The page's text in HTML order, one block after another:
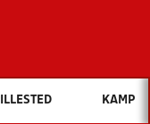
vil du søge efter?
KAMP